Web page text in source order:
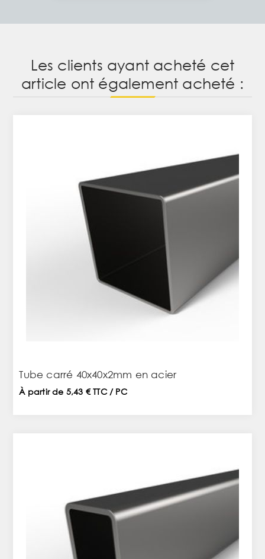
Les clients ayant acheté cet
article ont également acheté :
Tube carré 40x40x2mm en acier
À partir de 5,43 € TTC / PC